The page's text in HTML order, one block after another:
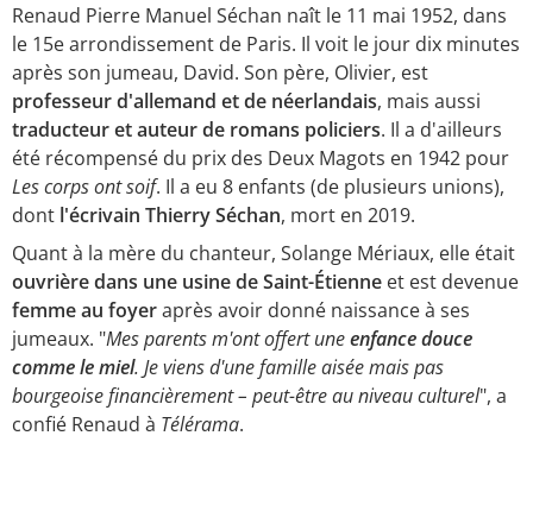
Renaud Pierre Manuel Séchan naît le 11 mai 1952, dans
le 15e arrondissement de Paris. Il voit le jour dix minutes
après son jumeau, David. Son père, Olivier, est
professeur d'allemand et de néerlandais, mais aussi
traducteur et auteur de romans policiers. Il a d'ailleurs
été récompensé du prix des Deux Magots en 1942 pour
Les corps ont soif. Il a eu 8 enfants (de plusieurs unions),
dont l'écrivain Thierry Séchan, mort en 2019.
Quant à la mère du chanteur, Solange Mériaux, elle était
ouvrière dans une usine de Saint-Étienne et est devenue
femme au foyeraprès avoir donné naissance à ses
jumeaux. "Mes parents m'ont offert uneenfance douce
comme le miel. Je viens d'une famille aisée mais pas
bourgeoise financièrement – peut-être au niveau culturel", a
confié Renaud à Télérama.